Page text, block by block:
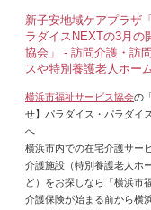
新子安地域ケアプラザ
ラダイスNEXTの3月の
協会」 - 訪問介護・訪
スや特別養護老人ホー
横浜市福祉サービス協会の
せ】パラダイス・パラダイ
へ
横浜市内での在宅介護サー
介護施設（特別養護老人ホ
ど）をお探しなら「横浜市
介護保険が始まる前から横